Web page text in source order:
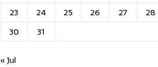
23
24 25 26 27 28
30
31
« Jul